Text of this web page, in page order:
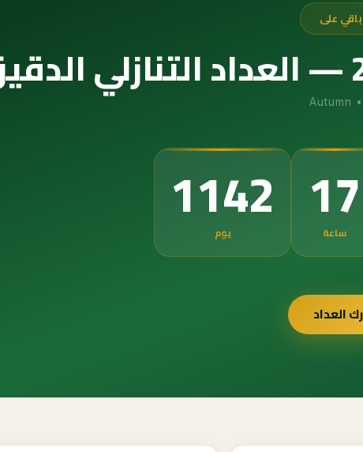
على
Autumn •
1142
يوم 17
ساعة
العداد